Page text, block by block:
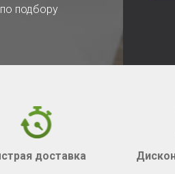
подбору
доставка